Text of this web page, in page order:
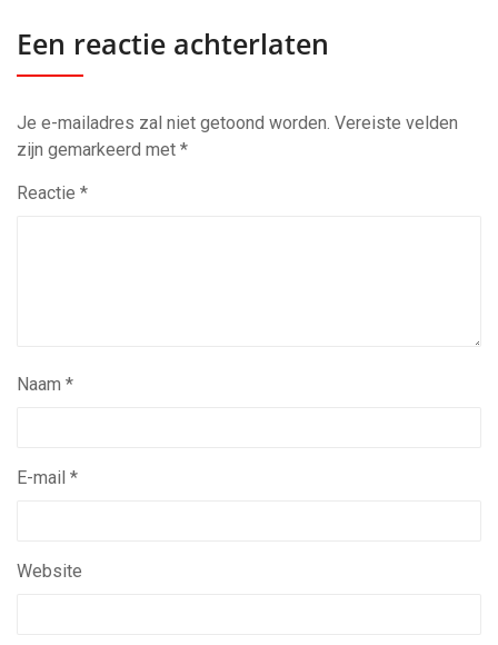
Een reactie achterlaten
Je e-mailadres zal niet getoond worden. Vereiste velden
zijn gemarkeerd met *
Reactie *
Naam *
E-mail *
Website